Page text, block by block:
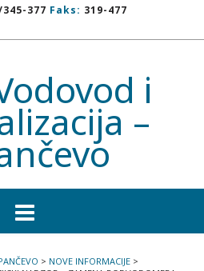
345-377 Faks: 319-477
i
–
> NOVE INFORMACIJE >